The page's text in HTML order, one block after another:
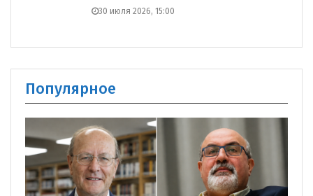
30 июля 2026, 15:00
Популярное